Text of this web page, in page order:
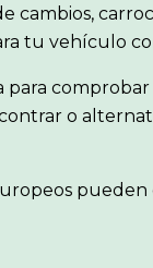
cambios,
tu vehículo
para
o